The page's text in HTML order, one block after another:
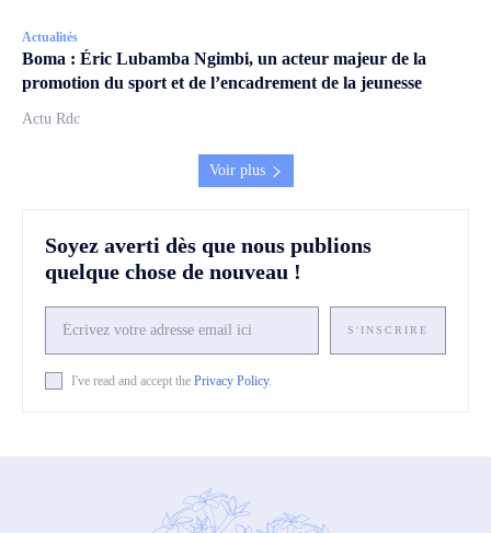
Actualités
Boma : Éric Lubamba Ngimbi, un acteur majeur de la
promotion du sport et de l’encadrement de la jeunesse
Actu Rdc
Voir plus
Soyez averti dès que nous publions
quelque chose de nouveau !
S'INSCRIRE
I've read and accept the Privacy Policy.